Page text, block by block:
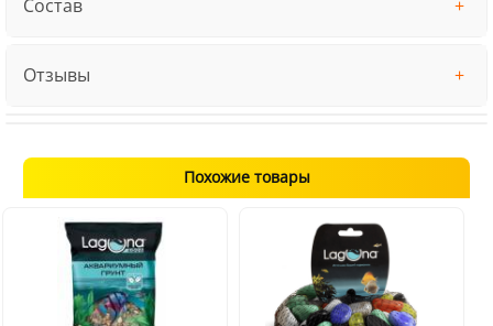
Состав
Отзывы
Похожие товары